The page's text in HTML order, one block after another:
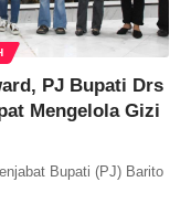
PJ Bupati Drs
Mengelola Gizi
Bupati (PJ) Barito